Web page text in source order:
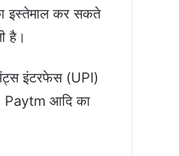
इस्तेमाल कर सकते
है।
इंटरफेस (UPI)
Paytm आदि का